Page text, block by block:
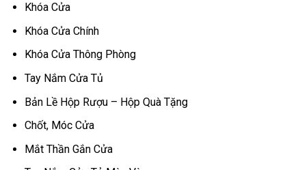
Khóa Cửa
Khóa Cửa Chính
Khóa Cửa Thông Phòng
Tay Nắm Cửa Tủ
Bản Lề Hộp Rượu – Hộp Quà Tặng
Chốt, Móc Cửa
Mắt Thần Gắn Cửa